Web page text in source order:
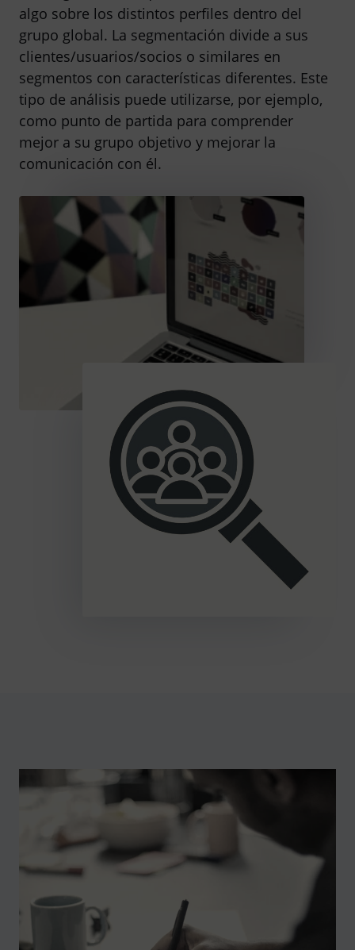
algo sobre los distintos perfiles dentro del
grupo global. La segmentación divide a sus
clientes/usuarios/socios o similares en
segmentos con características diferentes. Este
tipo de análisis puede utilizarse, por ejemplo,
como punto de partida para comprender
mejor a su grupo objetivo y mejorar la
comunicación con él.